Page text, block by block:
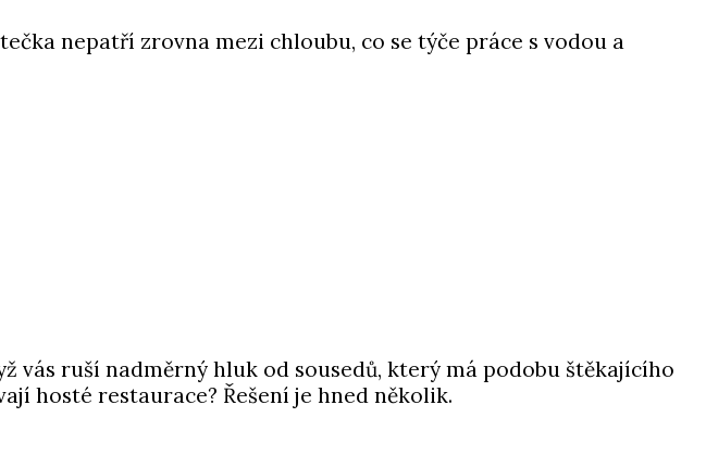
nepatří zrovna mezi chloubu, co se týče práce s vodou a
vás ruší nadměrný hluk od sousedů, který má podobu štěkajícího
hosté restaurace? Řešení je hned několik.